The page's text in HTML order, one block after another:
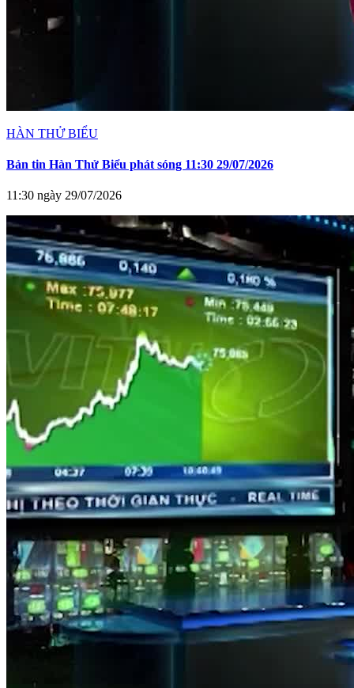
HÀN THỬ BIỂU
Bản tin Hàn Thử Biểu phát sóng 11:30 29/07/2026
11:30 ngày 29/07/2026